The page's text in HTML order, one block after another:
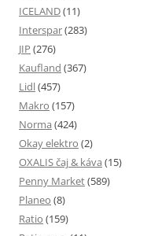
ICELAND(11)
Interspar(283)
JIP (276)
Kaufland (367)
Lidl(457)
Makro (157)
Norma (424)
Okay elektro (2)
OXALIS čaj & káva (15)
Penny Market(589)
Planeo (8)
Ratio (159)